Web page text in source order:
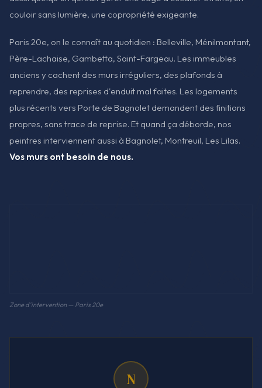
couloir sans lumière, une copropriété exigeante.
Paris 20e, on le connaît au quotidien : Belleville, Ménilmontant,
Père-Lachaise, Gambetta, Saint-Fargeau. Les immeubles
anciens y cachent des murs irréguliers, des plafonds à
reprendre, des reprises d'enduit mal faites. Les logements
plus récents vers Porte de Bagnolet demandent des finitions
propres, sans trace de reprise. Et quand ça déborde, nos
peintres interviennent aussi à Bagnolet, Montreuil, Les Lilas.
Vos murs ont besoin de nous.
Zone d'intervention — Paris 20e
N